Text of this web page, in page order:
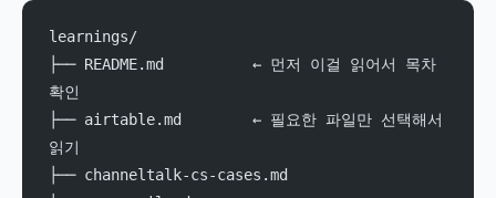
learnings/
├── README.md          ← 먼저 이걸 읽어서 목차
확인
├── airtable.md        ← 필요한 파일만 선택해서
읽기
├── channeltalk-cs-cases.md